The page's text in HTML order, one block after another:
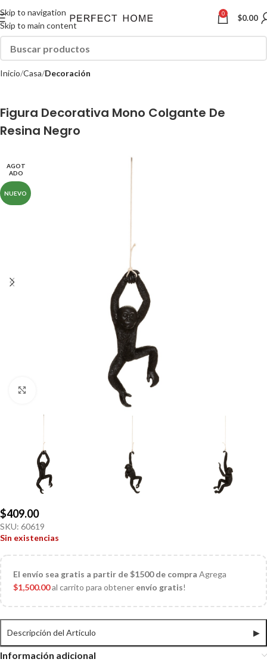
Skip to navigation
Skip to main content
0 $0.00
Inicio Casa Decoración
Figura Decorativa Mono Colgante De
Resina Negro
AGOT
ADO
NUEVO
$409.00
SKU: 60619
Sin existencias
El envío sea gratis a partir de $1500 de compra Agrega
$1,500.00al carrito para obtener envío gratis!
Descripción del Articulo ▶
Información adicional